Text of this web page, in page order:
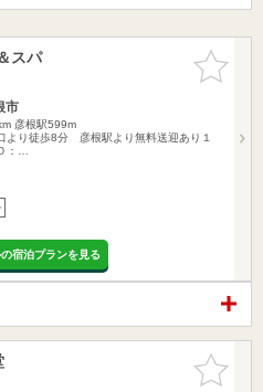
お気に入
りに追加
スパ
市
彦根駅599m
より徒歩8分 彦根駅より無料送迎あり１
：…
宿泊プランを見る
お気に入
りに追加